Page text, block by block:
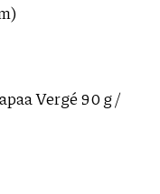
Vergé 90 g /